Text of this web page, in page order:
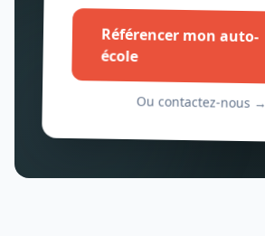
Référencer mon auto-
école
Ou contactez-nous →